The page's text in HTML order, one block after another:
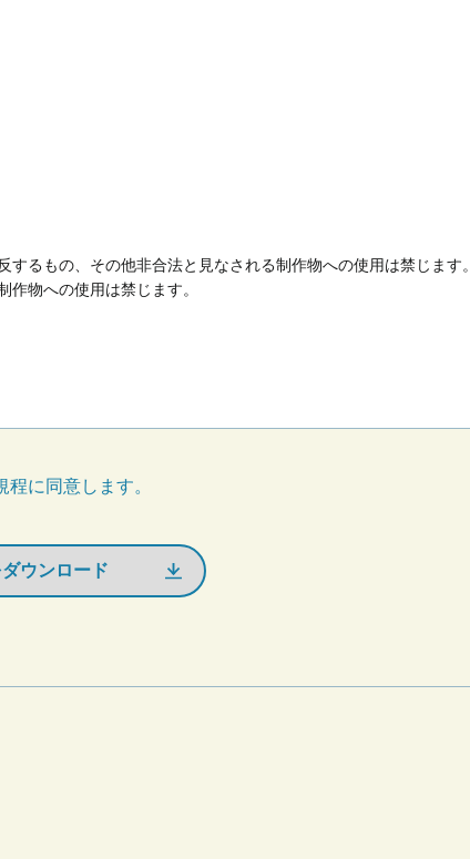
るもの、その他非合法と見なされる制作物への使用は禁じます。
物への使用は禁じます。
程に同意します。
ウンロード